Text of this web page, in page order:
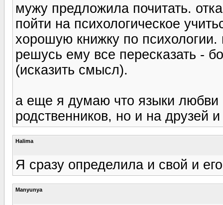
мужу предложила почитать.
пойти на психологическое
хорошую книжку по психологии.
решусь ему все пересказать -
(исказить смысл).
а еще я думаю что языки любви
родственников, но и на друзей
Halima
Я сразу определила и свой и
Manyunya